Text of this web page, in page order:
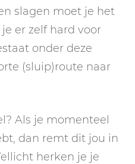
slagen moet je het
er zelf hard voor
onder deze
(sluip)route naar
Als je momenteel
dan remt dit jou in
herken je je